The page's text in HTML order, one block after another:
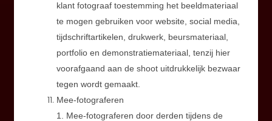
klant fotograaf toestemming het beeldmateriaal
te mogen gebruiken voor website, social media,
tijdschriftartikelen, drukwerk, beursmateriaal,
portfolio en demonstratiemateriaal, tenzij hier
voorafgaand aan de shoot uitdrukkelijk bezwaar
tegen wordt gemaakt.
Mee-fotograferen
1. Mee-fotograferen door derden tijdens de